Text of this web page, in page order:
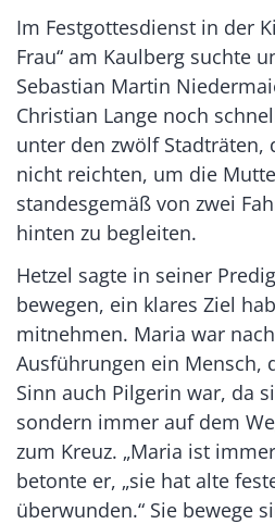
Im Festgottesdienst in der
Frau“ am Kaulberg suchte
Sebastian Martin
Christian Lange noch
unter den zwölf Stadträten,
nicht reichten, um die
standesgemäß von zwei
hinten zu begleiten.
Hetzel sagte in seiner
bewegen, ein klares Ziel
mitnehmen. Maria war
Ausführungen ein Mensch,
Sinn auch Pilgerin war, da
sondern immer auf dem
zum Kreuz. „Maria ist
betonte er, „sie hat alte
überwunden.“ Sie bewege